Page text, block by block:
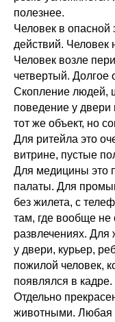
полезнее.
Человек в опасной
действий. Человек
Человек возле
четвертый. Долгое
Скопление людей,
поведение у
тот же объект, но
Для ритейла это
витрине, пустые
Для медицины это
палаты. Для
без жилета, с
там, где вообще не
развлечениях. Для
у двери, курьер,
пожилой человек,
появлялся в кадре.
Отдельно
животными. Любая